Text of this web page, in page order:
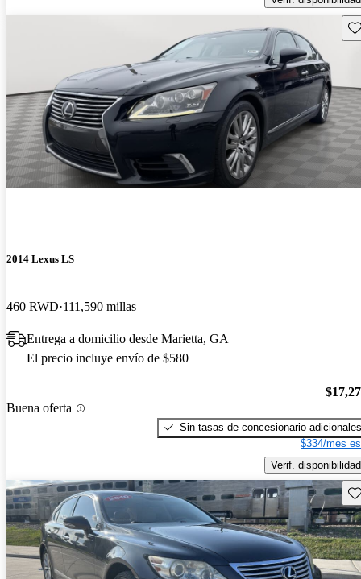
2014 Lexus LS
460 RWD 111,590 millas
Entrega a domicilio desde Marietta, GA
El precio incluye envío de $580
Buena oferta
Sin tasas de concesionario adicionales
$334/mes
Verif. disponibilidad